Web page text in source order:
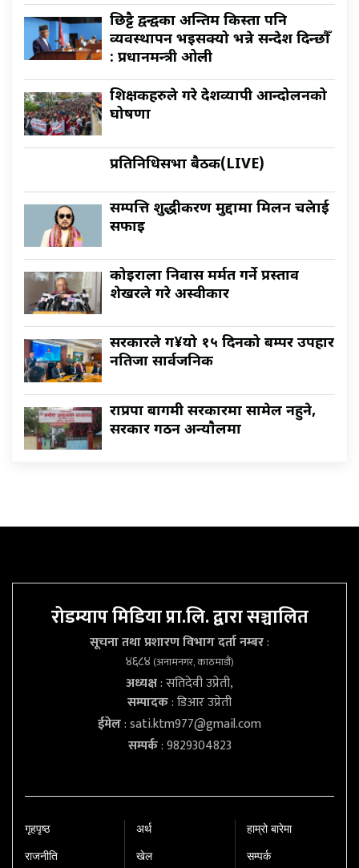
छिट्टै द्वन्द्वका अन्तिम किस्ता पनि
व्यवस्थापन भइसक्यो भन्ने सन्देश दिन्छौँ
: प्रधानमन्त्री ओली
शिक्षकहरुले गरे देशव्यापी आन्दोलनको
घोषणा
प्रतिनिधिसभा बैठक(LIVE)
सम्पत्ति शुद्धीकरण मुद्दामा मिलन चक्रेलाई
सफाइ
कोइराला निवास मर्मत गर्ने प्रस्ताव
शेखरले गरे अस्वीकार
सरकारले ग¥यो १५ दिनको बम्पर उपहार
नतिजा सार्वजनिक
राप्रपा बागमी सरकारमा सामेल नहुने,
सरकार गठन अन्याैलमा
रोडम्याप मिडिया प्रा.लि. द्वारा सञ्चालित
सूचना तथा प्रशारण विभाग दर्ता नम्बर:
४६८४(अनामनगर, काठमाडौं)
अध्यक्ष: सतिदेवी उप्रेती,
सम्पादक: डिआर उप्रेती
ईमेल:sati.ktm977@gmail.com
सम्पर्क: 9829304823
गृहपृष्‍ठ
राजनीति
अर्थ
खेल
हाम्रो बारेमा
सम्पर्क